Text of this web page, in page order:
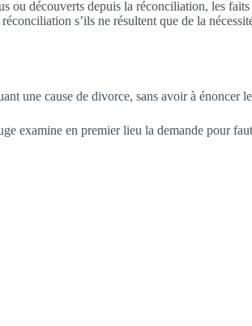
découverts depuis la réconciliation, les
s’ils ne résultent que de la
une cause de divorce, sans avoir à énoncer
examine en premier lieu la demande pour